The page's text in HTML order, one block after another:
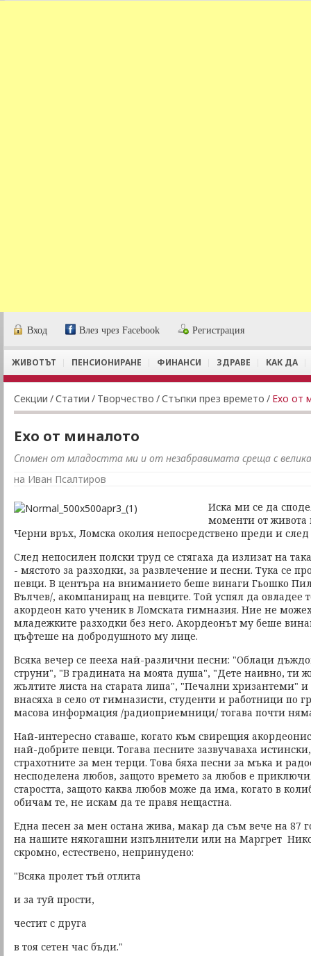
Вход Влез чрез Facebook Регистрация
ЖИВОТЪТ ПЕНСИОНИРАНЕ ФИНАНСИ ЗДРАВЕ КАК ДА
Секции /Статии / Творчество /Стъпки през времето / Ехо от
Ехо от миналото
Спомен от младостта ми и от незабравимата среща с
на Иван Псалтиров
Иска ми се да
моменти от
Черни връх, Ломска околия непосредствено преди и след
След непосилен полски труд се стягаха да излизат на
- мястото за разходки, за развлечение и песни. Тука се
певци. В центъра на вниманието беше винаги Гьошко
Вълчев/, акомпаниращ на певците. Той успял да овладее
акордеон като ученик в Ломската гимназия. Ние не
младежките разходки без него. Акордеонът му беше
цъфтеше на добродушното му лице.
Всяка вечер се пееха най-различни песни: "Облаци
струни", "В градината на моята душа", "Дете наивно, ти
жълтите листа на старата липа", "Печални хризантеми"
внасяха в село от гимназисти, студенти и работници по
масова информация /радиоприемници/ тогава почти
Най-интересно ставаше, когато към свирещия
най-добрите певци. Тогава песните зазвучаваха
страхотните за мен терци. Това бяха песни за мъка и
несподелена любов, защото времето за любов е
старостта, защото каква любов може да има, когато в
обичам те, не искам да те правя нещастна.
Една песен за мен остана жива, макар да съм вече на 87
на нашите някогашни изпълнители или на Маргрет
скромно, естествено, непринудено:
"Всяка пролет тъй отлита
и за туй прости,
честит с друга
в тоя сетен час бъди."